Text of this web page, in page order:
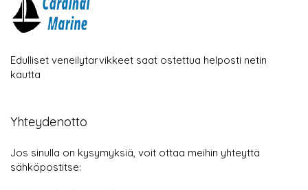
Edulliset veneilytarvikkeet saat ostettua helposti netin
kautta
Yhteydenotto
Jos sinulla on kysymyksiä, voit ottaa meihin yhteyttä
sähköpostitse: